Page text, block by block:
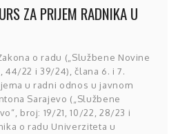
ZA PRIJEM RADNIKA U
o radu („Službene Novine
44/22 i 39/24), člana 6. i 7.
u radni odnos u javnom
Sarajevo („Službene
broj: 19/21, 10/22, 28/23 i
o radu Univerziteta u